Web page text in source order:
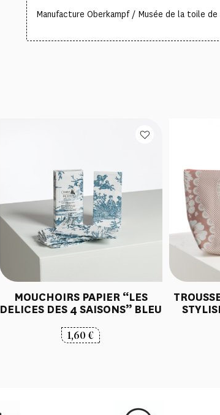
Manufacture Oberkampf / Musée de la toile de
MOUCHOIRS PAPIER “LES
DELICES DES 4 SAISONS” BLEU
1,60€